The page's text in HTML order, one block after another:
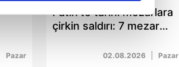
çerezler kullanılmaktadır. Bu
ve sizlere yönelik
Pazar
Fatih'te tarihi mezarlara
çirkin saldırı: 7 mezar
02.08.2026 Pazar